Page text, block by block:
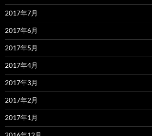
2017年7月
2017年6月
2017年5月
2017年4月
2017年3月
2017年2月
2017年1月